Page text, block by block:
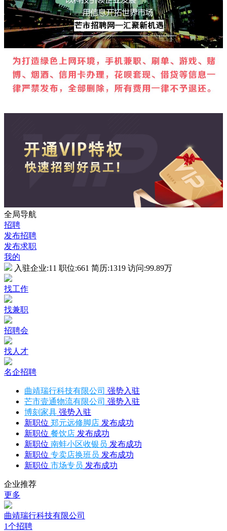
全局导航
招聘
发布招聘
发布求职
我的
入驻企业:11 职位:661 简历:1319 访问:99.89万
找工作
找兼职
招聘会
找人才
名企招聘
曲靖瑞行科技有限公司 强势入驻
芒市壹通物流有限公司 强势入驻
博刻家具 强势入驻
新职位 郑元远修脚店 发布成功
新职位 餐饮店 发布成功
新职位 南蚌小区收银员 发布成功
新职位 专卖店换班员 发布成功
新职位 市场专员 发布成功
企业推荐
更多
曲靖瑞行科技有限公司
1个招聘